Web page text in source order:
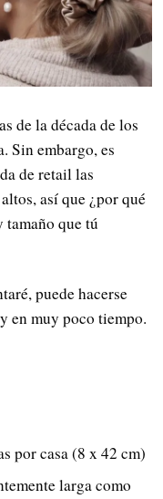
de la década de los
Sin embargo, es
de retail las
así que ¿por qué
tamaño que tú
puede hacerse
en muy poco tiempo.
por casa (8 x 42 cm)
larga como